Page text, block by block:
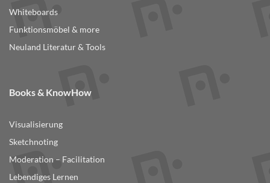
Whiteboards
Funktionsmöbel & more
Neuland Literatur & Tools
Books & KnowHow
Visualisierung
Sketchnoting
Moderation – Facilitation
Lebendiges Lernen